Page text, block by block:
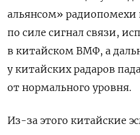
альянсом»
по силе сигнал связи,
в китайском ВМФ, а
у китайских радаров
от нормального уровня.
Из-за этого китайские